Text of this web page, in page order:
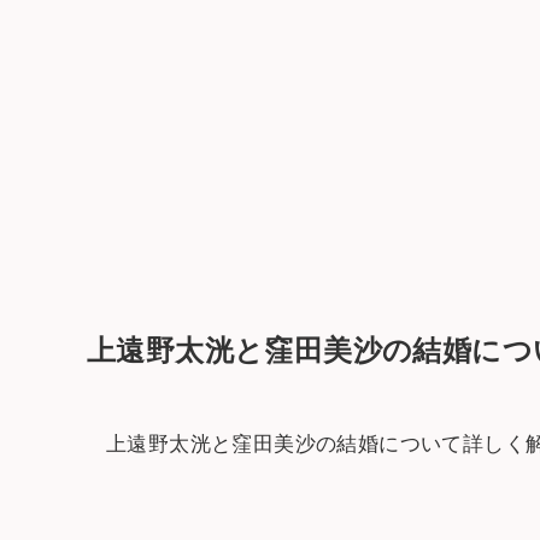
上遠野太洸と窪田美沙の結婚につ
上遠野太洸と窪田美沙の結婚について詳しく